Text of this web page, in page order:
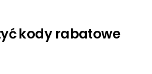
kody rabatowe